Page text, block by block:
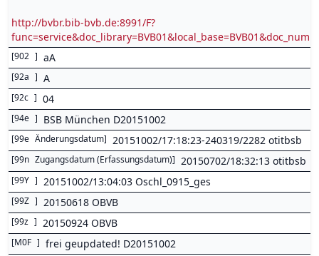
http://bvbr.bib-bvb.de:8991/F?
[902 ] aA
[92a ] A
[92c ] 04
[94e ] BSB München D20151002
[99e Änderungsdatum] 20151002/17:18:23-240319/2282 otitbsb
[99n Zugangsdatum (Erfassungsdatum)] 20150702/18:32:13 otitbsb
[99Y ] 20151002/13:04:03 Oschl_0915_ges
[99Z ] 20150618 OBVB
[99z ] 20150924 OBVB
[M0F ] frei geupdated! D20151002